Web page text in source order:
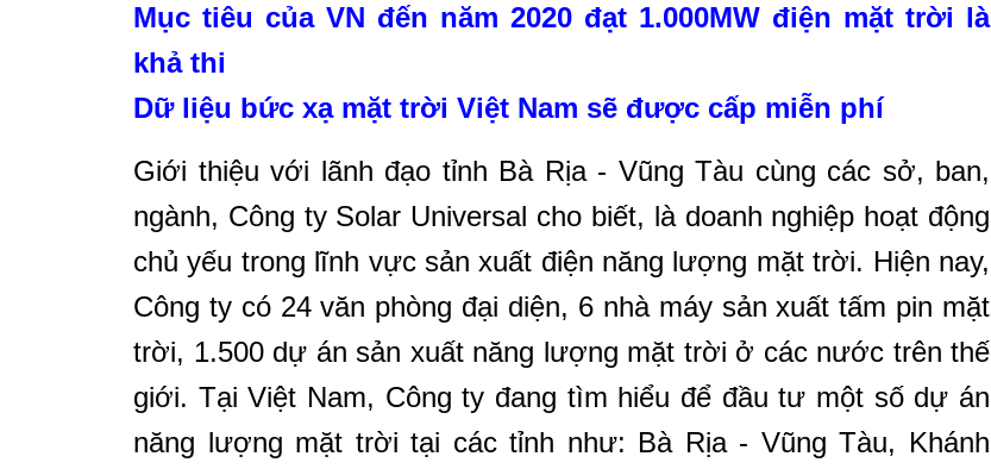
Mục tiêu của VN đến năm 2020 đạt 1.000MW điện mặt trời là
khả thi
Dữ liệu bức xạ mặt trời Việt Nam sẽ được cấp miễn phí
Giới thiệu với lãnh đạo tỉnh Bà Rịa - Vũng Tàu cùng các sở, ban,
ngành, Công ty Solar Universal cho biết, là doanh nghiệp hoạt động
chủ yếu trong lĩnh vực sản xuất điện năng lượng mặt trời. Hiện nay,
Công ty có 24 văn phòng đại diện, 6 nhà máy sản xuất tấm pin mặt
trời, 1.500 dự án sản xuất năng lượng mặt trời ở các nước trên thế
giới. Tại Việt Nam, Công ty đang tìm hiểu để đầu tư một số dự án
năng lượng mặt trời tại các tỉnh như: Bà Rịa - Vũng Tàu, Khánh